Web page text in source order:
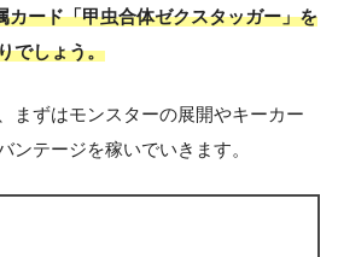
カード「甲虫合体ゼクスタッガー」を
でしょう。
まずはモンスターの展開やキーカー
ンテージを稼いでいきます。